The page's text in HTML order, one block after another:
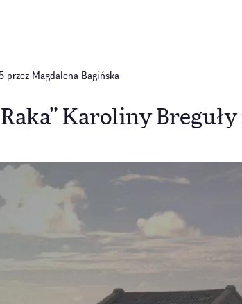
przez Magdalena Bagińska
Karoliny